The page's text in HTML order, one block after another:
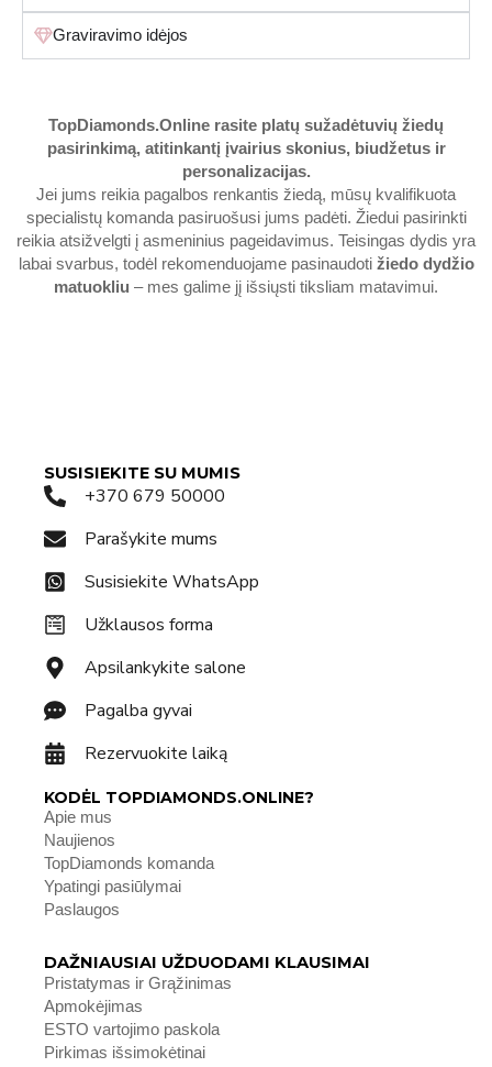
Graviravimo idėjos
TopDiamonds.Online rasite platų sužadėtuvių žiedų
pasirinkimą, atitinkantį įvairius skonius, biudžetus ir
personalizacijas.
Jei jums reikia pagalbos renkantis žiedą, mūsų kvalifikuota
specialistų komanda pasiruošusi jums padėti. Žiedui pasirinkti
reikia atsižvelgti į asmeninius pageidavimus. Teisingas dydis yra
labai svarbus, todėl rekomenduojame pasinaudoti žiedo dydžio
matuokliu – mes galime jį išsiųsti tiksliam matavimui.
SUSISIEKITE SU MUMIS
+370 679 50000
Parašykite mums
Susisiekite WhatsApp
Užklausos forma
Apsilankykite salone
Pagalba gyvai
Rezervuokite laiką
KODĖL TOPDIAMONDS.ONLINE?
Apie mus
Naujienos
TopDiamonds komanda
Ypatingi pasiūlymai
Paslaugos
DAŽNIAUSIAI UŽDUODAMI KLAUSIMAI
Pristatymas ir Grąžinimas
Apmokėjimas
ESTO vartojimo paskola
Pirkimas išsimokėtinai